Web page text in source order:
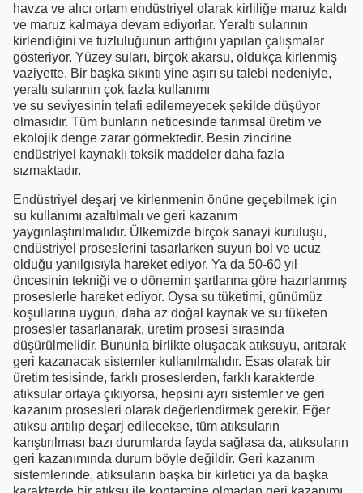
havza ve alıcı ortam endüstriyel olarak kirliliğe maruz kaldı
ve maruz kalmaya devam ediyorlar. Yeraltı sularının
kirlendiğini ve tuzluluğunun arttığını yapılan çalışmalar
gösteriyor. Yüzey suları, birçok akarsu, oldukça kirlenmiş
vaziyette. Bir başka sıkıntı yine aşırı su talebi nedeniyle,
yeraltı sularının çok fazla kullanımı
ve su seviyesinin telafi edilemeyecek şekilde düşüyor
olmasıdır. Tüm bunların neticesinde tarımsal üretim ve
ekolojik denge zarar görmektedir. Besin zincirine
endüstriyel kaynaklı toksik maddeler daha fazla
sızmaktadır.
Endüstriyel deşarj ve kirlenmenin önüne geçebilmek için
su kullanımı azaltılmalı ve geri kazanım
yaygınlaştırılmalıdır. Ülkemizde birçok sanayi kuruluşu,
endüstriyel proseslerini tasarlarken suyun bol ve ucuz
olduğu yanılgısıyla hareket ediyor, Ya da 50-60 yıl
öncesinin tekniği ve o dönemin şartlarına göre hazırlanmış
proseslerle hareket ediyor. Oysa su tüketimi, günümüz
koşullarına uygun, daha az doğal kaynak ve su tüketen
prosesler tasarlanarak, üretim prosesi sırasında
düşürülmelidir. Bununla birlikte oluşacak atıksuyu, arıtarak
geri kazanacak sistemler kullanılmalıdır. Esas olarak bir
üretim tesisinde, farklı proseslerden, farklı karakterde
atıksular ortaya çıkıyorsa, hepsini ayrı sistemler ve geri
kazanım prosesleri olarak değerlendirmek gerekir. Eğer
atıksu arıtılıp deşarj edilecekse, tüm atıksuların
karıştırılması bazı durumlarda fayda sağlasa da, atıksuların
geri kazanımında durum böyle değildir. Geri kazanım
sistemlerinde, atıksuların başka bir kirletici ya da başka